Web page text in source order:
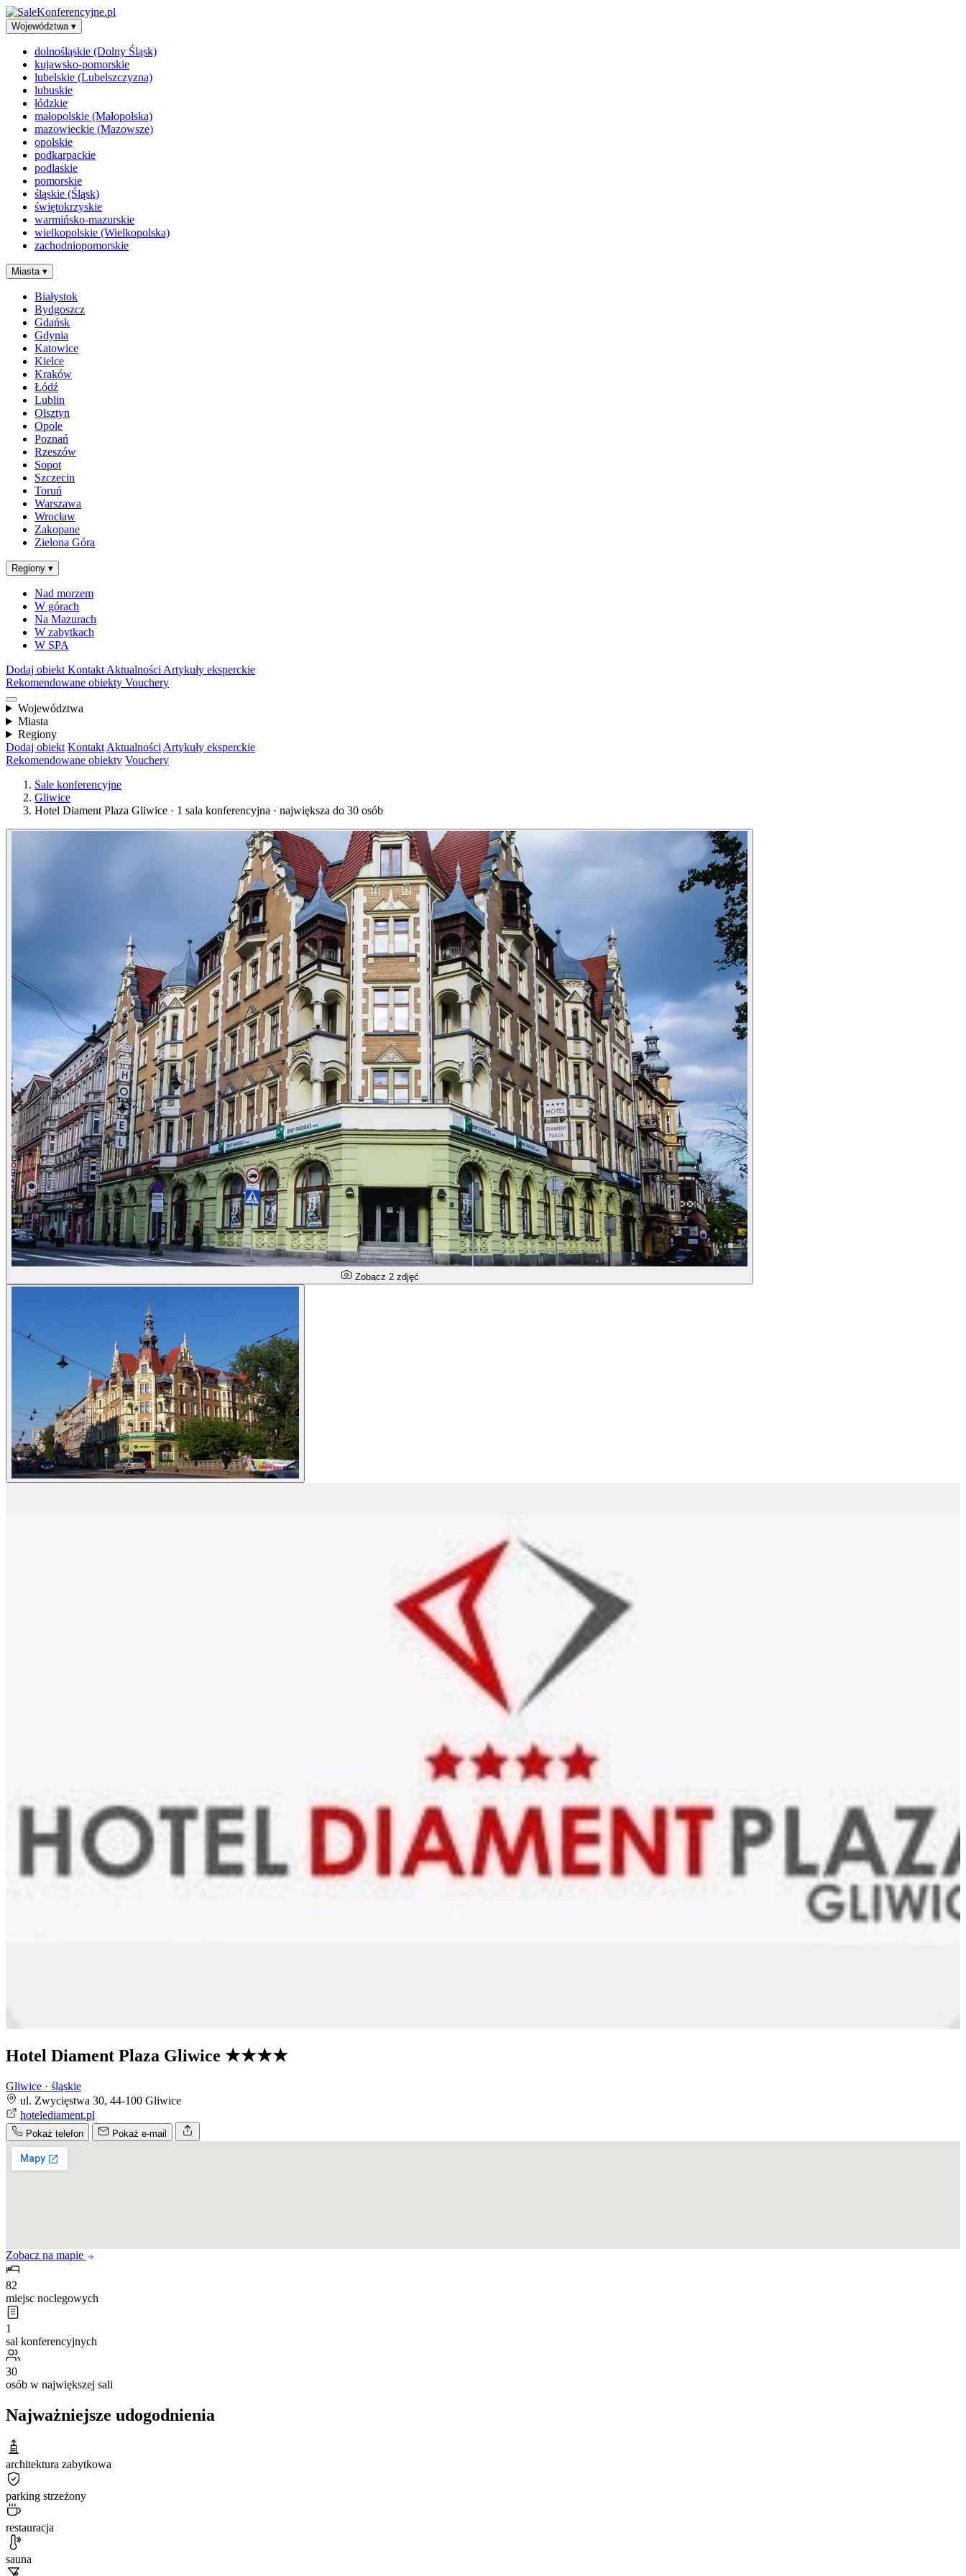
Województwa ▾
dolnośląskie (Dolny Śląsk)
kujawsko-pomorskie
lubelskie (Lubelszczyzna)
lubuskie
łódzkie
małopolskie (Małopolska)
mazowieckie (Mazowsze)
opolskie
podkarpackie
podlaskie
pomorskie
śląskie (Śląsk)
świętokrzyskie
warmińsko-mazurskie
wielkopolskie (Wielkopolska)
zachodniopomorskie
Miasta ▾
Białystok
Bydgoszcz
Gdańsk
Gdynia
Katowice
Kielce
Kraków
Łódź
Lublin
Olsztyn
Opole
Poznań
Rzeszów
Sopot
Szczecin
Toruń
Warszawa
Wrocław
Zakopane
Zielona Góra
Regiony ▾
Nad morzem
W górach
Na Mazurach
W zabytkach
W SPA
Dodaj obiekt Kontakt Aktualności Artykuły eksperckie
Rekomendowane obiekty Vouchery
Województwa
Miasta
Regiony
Dodaj obiekt Kontakt Aktualności Artykuły eksperckie
Rekomendowane obiekty Vouchery
Sale konferencyjne
Gliwice
Hotel Diament Plaza Gliwice · 1 sala konferencyjna · największa do 30 osób
Zobacz 2 zdjęć
Hotel Diament Plaza Gliwice ★★★★
Gliwice · śląskie
ul. Zwycięstwa 30, 44-100 Gliwice
hotelediament.pl
Pokaż telefon Pokaż e-mail
Zobacz na mapie
82
miejsc noclegowych
1
sal konferencyjnych
30
osób w największej sali
Najważniejsze udogodnienia
architektura zabytkowa
parking strzeżony
restauracja
sauna